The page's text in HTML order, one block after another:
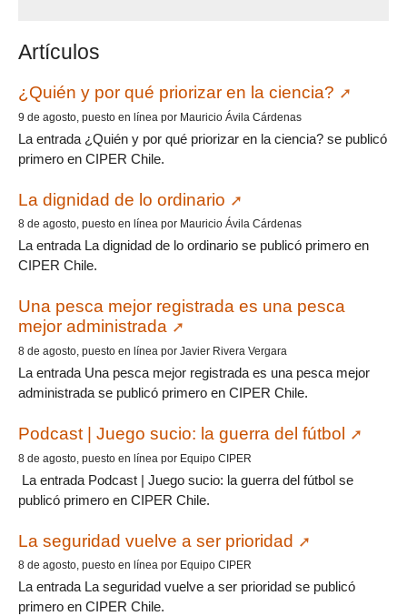
Artículos
¿Quién y por qué priorizar en la ciencia?
9 de agosto, puesto en línea por Mauricio Ávila Cárdenas
La entrada ¿Quién y por qué priorizar en la ciencia? se publicó
primero en CIPER Chile.
La dignidad de lo ordinario
8 de agosto, puesto en línea por Mauricio Ávila Cárdenas
La entrada La dignidad de lo ordinario se publicó primero en
CIPER Chile.
Una pesca mejor registrada es una pesca
mejor administrada
8 de agosto, puesto en línea por Javier Rivera Vergara
La entrada Una pesca mejor registrada es una pesca mejor
administrada se publicó primero en CIPER Chile.
Podcast | Juego sucio: la guerra del fútbol
8 de agosto, puesto en línea por Equipo CIPER
La entrada Podcast | Juego sucio: la guerra del fútbol se
publicó primero en CIPER Chile.
La seguridad vuelve a ser prioridad
8 de agosto, puesto en línea por Equipo CIPER
La entrada La seguridad vuelve a ser prioridad se publicó
primero en CIPER Chile.